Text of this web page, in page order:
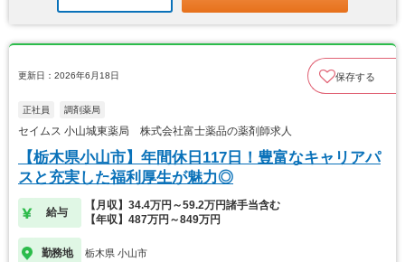
更新日：2026年6月18日 保存する
正社員 調剤薬局
セイムス 小山城東薬局 株式会社富士薬品の薬剤師求人
【栃木県小山市】年間休日117日！豊富なキャリアパ
スと充実した福利厚生が魅力◎
給与
【月収】34.4万円～59.2万円諸手当含む
【年収】487万円～849万円
勤務地 栃木県 小山市